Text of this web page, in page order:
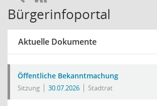
Bürgerinfoportal
Aktuelle Dokumente
Öffentliche Bekanntmachung
Sitzung 30.07.2026 Stadtrat